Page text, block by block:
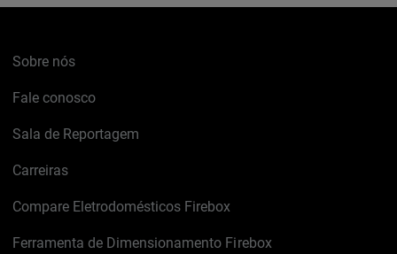
Sobre nós
Fale conosco
Sala de Reportagem
Carreiras
Compare Eletrodomésticos Firebox
Ferramenta de Dimensionamento Firebox